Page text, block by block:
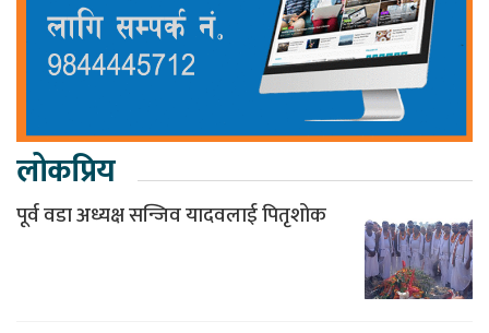
लोकप्रिय
पूर्व वडा अध्यक्ष सन्जिव यादवलाई पितृशोक